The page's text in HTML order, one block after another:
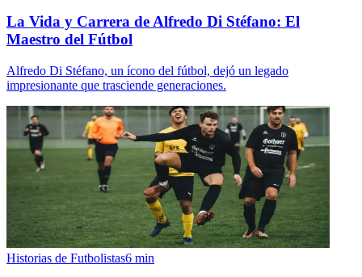
La Vida y Carrera de Alfredo Di Stéfano: El
Maestro del Fútbol
Alfredo Di Stéfano, un ícono del fútbol, dejó un legado
impresionante que trasciende generaciones.
Historias de Futbolistas6 min